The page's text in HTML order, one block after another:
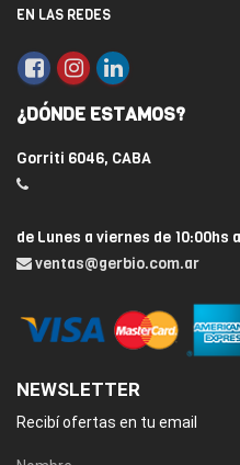
EN LAS REDES
¿DÓNDE ESTAMOS?
Gorriti 6046, CABA
de Lunes a viernes de 10:00hs
ventas@gerbio.com.ar
NEWSLETTER
Recibí ofertas en tu email